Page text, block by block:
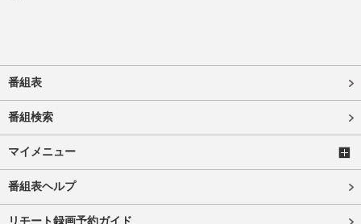
番組表
番組検索
マイメニュー
番組表ヘルプ
リモート録画予約ガイド